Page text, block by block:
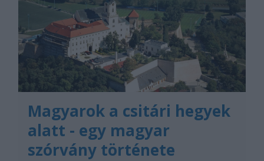
Magyarok a csitári hegyek
alatt - egy magyar
szórvány története